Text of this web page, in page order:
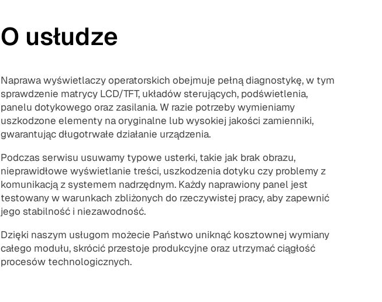
O usłudze
Naprawa wyświetlaczy operatorskich obejmuje pełną diagnostykę, w tym
sprawdzenie matrycy LCD/TFT, układów sterujących, podświetlenia,
panelu dotykowego oraz zasilania. W razie potrzeby wymieniamy
uszkodzone elementy na oryginalne lub wysokiej jakości zamienniki,
gwarantując długotrwałe działanie urządzenia.
Podczas serwisu usuwamy typowe usterki, takie jak brak obrazu,
nieprawidłowe wyświetlanie treści, uszkodzenia dotyku czy problemy z
komunikacją z systemem nadrzędnym. Każdy naprawiony panel jest
testowany w warunkach zbliżonych do rzeczywistej pracy, aby zapewnić
jego stabilność i niezawodność.
Dzięki naszym usługom możecie Państwo uniknąć kosztownej wymiany
całego modułu, skrócić przestoje produkcyjne oraz utrzymać ciągłość
procesów technologicznych.